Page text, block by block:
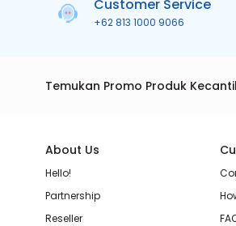
Customer Service
+62 813 1000 9066
Temukan Promo Produk
About Us
Hello!
Partnership
Reseller